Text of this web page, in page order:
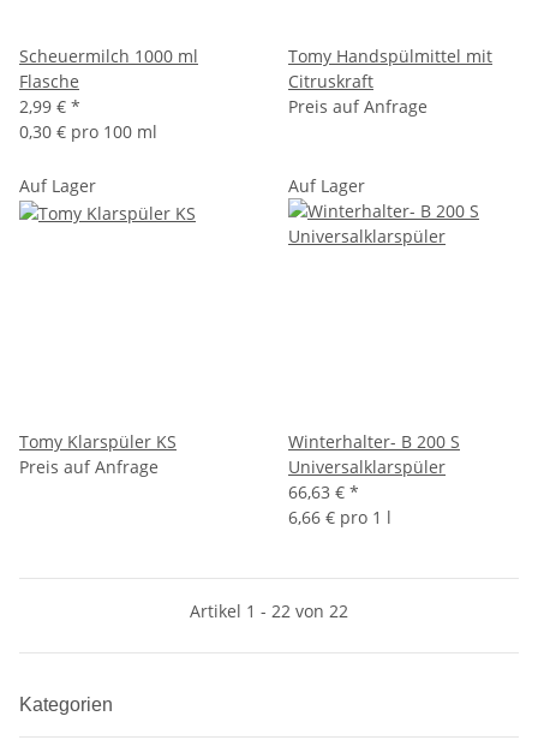
Scheuermilch 1000 ml
Flasche
2,99 € *
0,30 € pro 100 ml
Tomy Handspülmittel mit
Citruskraft
Preis auf Anfrage
Auf Lager
Tomy Klarspüler KS
Preis auf Anfrage
Auf Lager
Winterhalter- B 200 S
Universalklarspüler
66,63 € *
6,66 € pro 1 l
Artikel 1 - 22 von 22
Kategorien